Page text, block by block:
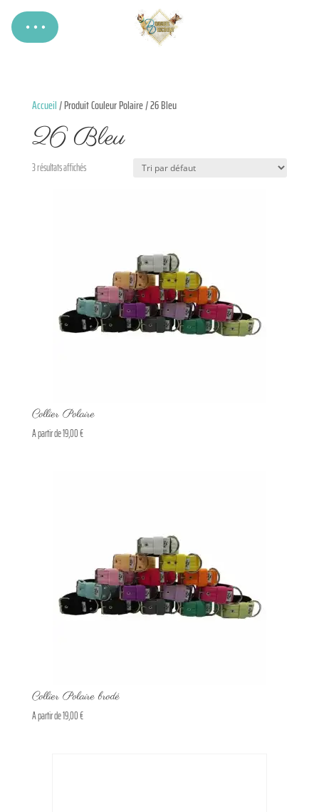
Accueil/ Produit Couleur Polaire / 26 Bleu
26 Bleu
3 résultats affichés
Collier Polaire
A partir de19,00€
Collier Polaire brodé
A partir de19,00€